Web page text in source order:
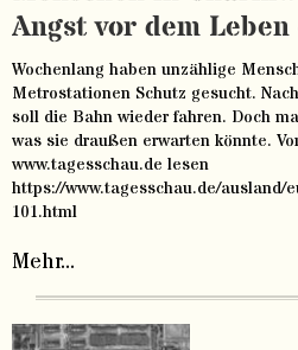
Angst vor dem
Wochenlang haben unzählige
Metrostationen Schutz gesucht.
soll die Bahn wieder fahren. Doch
was sie draußen erwarten könnte.
www.tagesschau.de lesen
https://www.tagesschau.de/ausland/
101.html
Mehr...